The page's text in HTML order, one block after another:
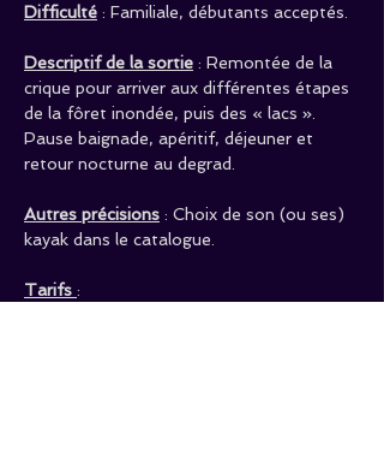
Difficulté : Familiale, débutants acceptés.
Descriptif de la sortie : Remontée de la
crique pour arriver aux différentes étapes
de la fôret inondée, puis des « lacs ».
Pause baignade, apéritif, déjeuner et
retour nocturne au degrad.
Autres précisions : Choix de son (ou ses)
kayak dans le catalogue.
Tarifs :